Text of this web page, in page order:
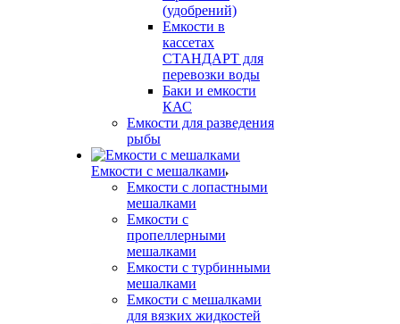
(удобрений)
Емкости в
кассетах
СТАНДАРТ для
перевозки воды
Баки и емкости
КАС
Емкости для разведения
рыбы
Емкости с мешалками
Емкости с лопастными
мешалками
Емкости с
пропеллерными
мешалками
Емкости с турбинными
мешалками
Емкости с мешалками
для вязких жидкостей